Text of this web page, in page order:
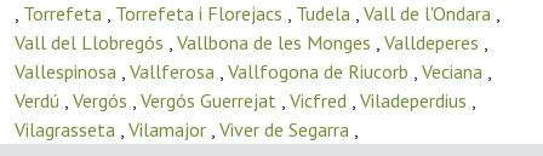
, Torrefeta , Torrefeta i Florejacs , Tudela , Vall de l'Ondara ,
Vall del Llobregós , Vallbona de les Monges , Valldeperes ,
Vallespinosa , Vallferosa , Vallfogona de Riucorb , Veciana ,
Verdú , Vergós , Vergós Guerrejat , Vicfred , Viladeperdius ,
Vilagrasseta , Vilamajor , Viver de Segarra ,